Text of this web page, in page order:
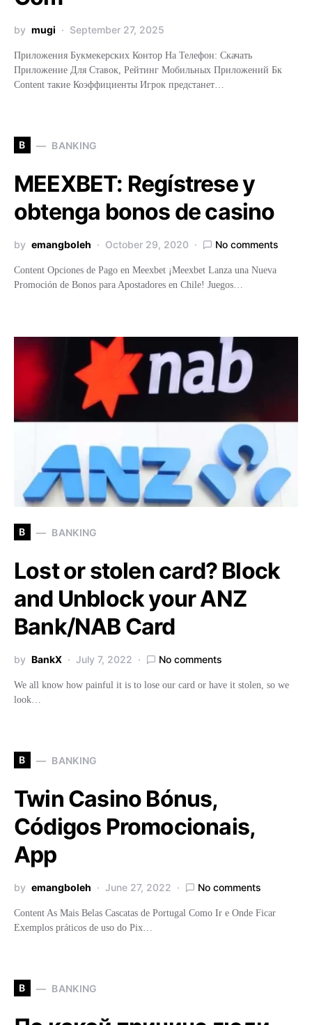
by mugi September 27, 2025
Приложения Букмекерских Контор На Телефон: Скачать
Приложение Для Ставок, Рейтинг Мобильных Приложений Бк
Content такие Коэффициенты Игрок предстанет…
B BANKING
MEEXBET: Regístrese y
obtenga bonos de casino
by emangboleh October 29, 2020 No comments
Content Opciones de Pago en Meexbet ¡Meexbet Lanza una Nueva
Promoción de Bonos para Apostadores en Chile! Juegos…
B BANKING
Lost or stolen card? Block
and Unblock your ANZ
Bank/NAB Card
by BankX July 7, 2022 No comments
We all know how painful it is to lose our card or have it stolen, so we
look…
B BANKING
Twin Casino Bónus,
Códigos Promocionais,
App
by emangboleh June 27, 2022 No comments
Content As Mais Belas Cascatas de Portugal Como Ir e Onde Ficar
Exemplos práticos de uso do Pix…
B BANKING